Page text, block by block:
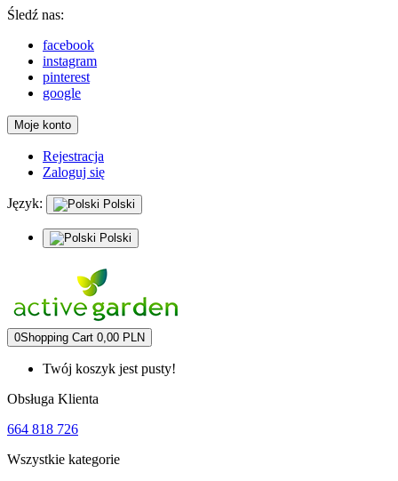
Śledź nas:
facebook
instagram
pinterest
google
Moje konto
Rejestracja
Zaloguj się
Język: Polski
Polski
0Shopping Cart 0,00 PLN
Twój koszyk jest pusty!
Obsługa Klienta
664 818 726
Wszystkie kategorie